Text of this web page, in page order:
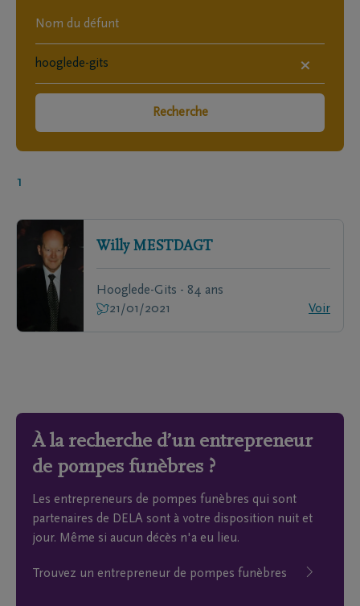
×
Recherche
1
Willy MESTDAGT
Hooglede-Gits - 84 ans
21/01/2021
Voir
À la recherche d’un entrepreneur
de pompes funèbres ?
Les entrepreneurs de pompes funèbres qui sont
partenaires de DELA sont à votre disposition nuit et
jour. Même si aucun décès n'a eu lieu.
Trouvez un entrepreneur de pompes funèbres